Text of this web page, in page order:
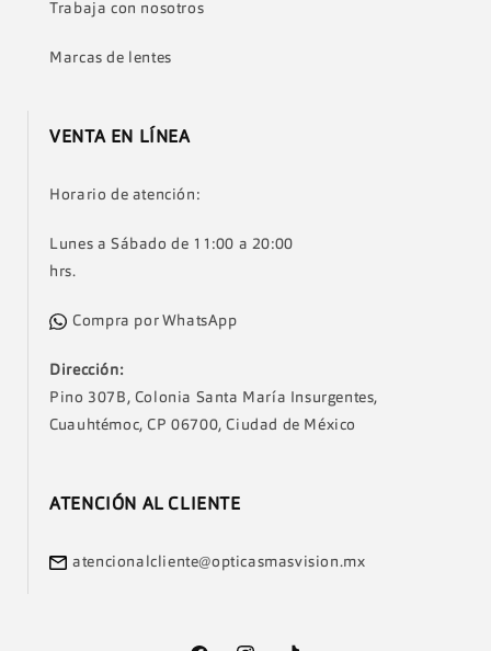
Trabaja con nosotros
Marcas de lentes
VENTA EN LÍNEA
Horario de atención:
Lunes a Sábado de 11:00 a 20:00
hrs.
Compra por WhatsApp
Dirección:
Pino 307B, Colonia Santa María Insurgentes,
Cuauhtémoc, CP 06700, Ciudad de México
ATENCIÓN AL CLIENTE
atencionalcliente@opticasmasvision.mx